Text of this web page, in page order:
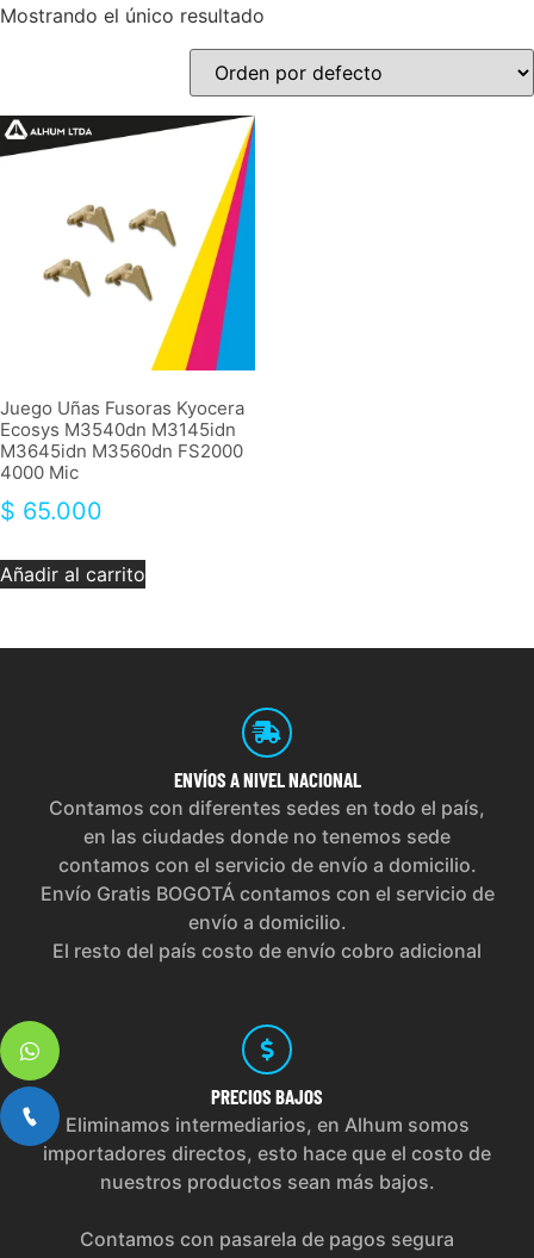
Mostrando el único resultado
Juego Uñas Fusoras Kyocera
Ecosys M3540dn M3145idn
M3645idn M3560dn FS2000
4000 Mic
$ 65.000
Añadir al carrito
ENVÍOS A NIVEL NACIONAL
Contamos con diferentes sedes en todo el país,
en las ciudades donde no tenemos sede
contamos con el servicio de envío a domicilio.
Envío Gratis BOGOTÁ contamos con el servicio de
envío a domicilio.
El resto del país costo de envío cobro adicional
PRECIOS BAJOS
Eliminamos intermediarios, en Alhum somos
importadores directos, esto hace que el costo de
nuestros productos sean más bajos.
Contamos con pasarela de pagos segura